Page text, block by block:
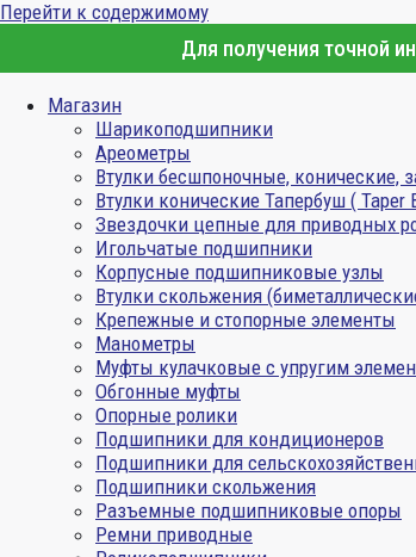
Перейти к содержимому
Для получения точной
Магазин
Шарикоподшипники
Ареометры
Втулки бесшпоночные,
Втулки конические Тапербуш ( Taper
Звездочки цепные для приводных
Игольчатые подшипники
Корпусные подшипниковые узлы
Втулки скольжения
Крепежные и стопорные элементы
Манометры
Муфты кулачковые с упругим
Обгонные муфты
Опорные ролики
Подшипники для кондиционеров
Подшипники для
Подшипники скольжения
Разъемные подшипниковые опоры
Ремни приводные